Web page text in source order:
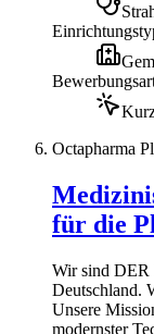
Octapharma
für die
Wir sind DER
Deutschland.
Unsere
modernster